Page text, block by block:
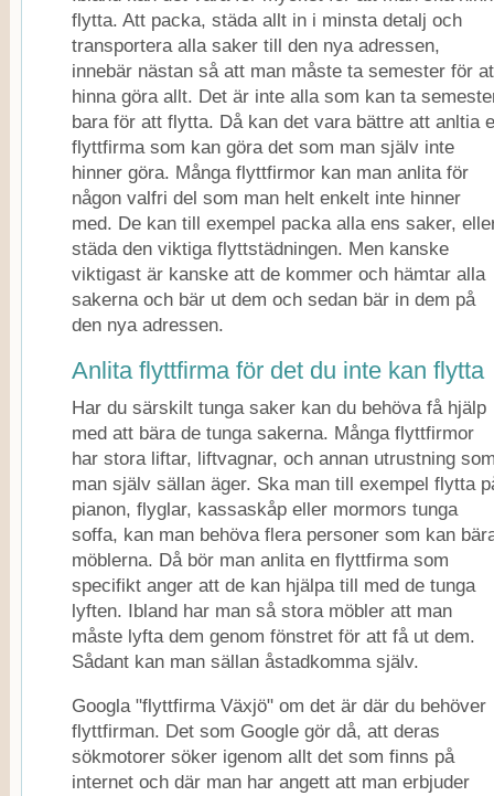
flytta. Att packa, städa allt in i minsta detalj och
transportera alla saker till den nya adressen,
innebär nästan så att man måste ta semester för
hinna göra allt. Det är inte alla som kan ta
bara för att flytta. Då kan det vara bättre att anltia
flyttfirma som kan göra det som man själv inte
hinner göra. Många flyttfirmor kan man anlita för
någon valfri del som man helt enkelt inte hinner
med. De kan till exempel packa alla ens saker,
städa den viktiga flyttstädningen. Men kanske
viktigast är kanske att de kommer och hämtar alla
sakerna och bär ut dem och sedan bär in dem på
den nya adressen.
Anlita flyttfirma för det du inte kan flytta
Har du särskilt tunga saker kan du behöva få hjälp
med att bära de tunga sakerna. Många flyttfirmor
har stora liftar, liftvagnar, och annan utrustning
man själv sällan äger. Ska man till exempel flytta
pianon, flyglar, kassaskåp eller mormors tunga
soffa, kan man behöva flera personer som kan
möblerna. Då bör man anlita en flyttfirma som
specifikt anger att de kan hjälpa till med de tunga
lyften. Ibland har man så stora möbler att man
måste lyfta dem genom fönstret för att få ut dem.
Sådant kan man sällan åstadkomma själv.
Googla "flyttfirma Växjö" om det är där du behöver
flyttfirman. Det som Google gör då, att deras
sökmotorer söker igenom allt det som finns på
internet och där man har angett att man erbjuder